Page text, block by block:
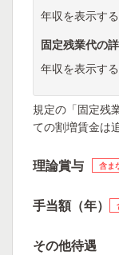
年収を表示す
固定残業代の
年収を表示す
規定の「固定残
ての割増賃金は
理論賞与 含ま
手当額（年）
その他待遇